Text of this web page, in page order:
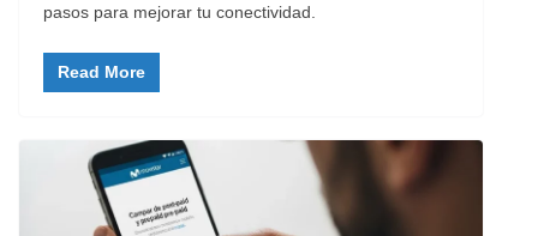
pasos para mejorar tu conectividad.
Read More